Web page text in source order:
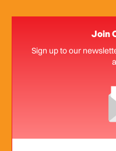
Join
Sign up to our